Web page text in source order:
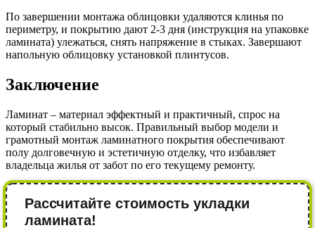
По завершении монтажа облицовки удаляются клинья по
периметру, и покрытию дают 2-3 дня (инструкция на упаковке
ламината) улежаться, снять напряжение в стыках. Завершают
напольную облицовку установкой плинтусов.
Заключение
Ламинат – материал эффектный и практичный, спрос на
который стабильно высок. Правильный выбор модели и
грамотный монтаж ламинатного покрытия обеспечивают
полу долговечную и эстетичную отделку, что избавляет
владельца жилья от забот по его текущему ремонту.
Рассчитайте стоимость укладки
ламината!